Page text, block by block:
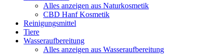
Alles anzeigen aus Naturkosmetik
CBD Hanf Kosmetik
Reinigungsmittel
Tiere
Wasseraufbereitung
Alles anzeigen aus Wasseraufbereitung